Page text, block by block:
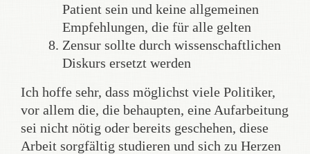
Patient sein und keine allgemeinen
Empfehlungen, die für alle gelten
Zensur sollte durch wissenschaftlichen
Diskurs ersetzt werden
Ich hoffe sehr, dass möglichst viele Politiker,
vor allem die, die behaupten, eine Aufarbeitung
sei nicht nötig oder bereits geschehen, diese
Arbeit sorgfältig studieren und sich zu Herzen